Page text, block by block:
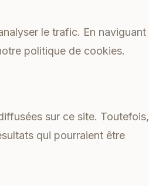
le trafic. En naviguant
politique de cookies.
sur ce site. Toutefois,
qui pourraient être